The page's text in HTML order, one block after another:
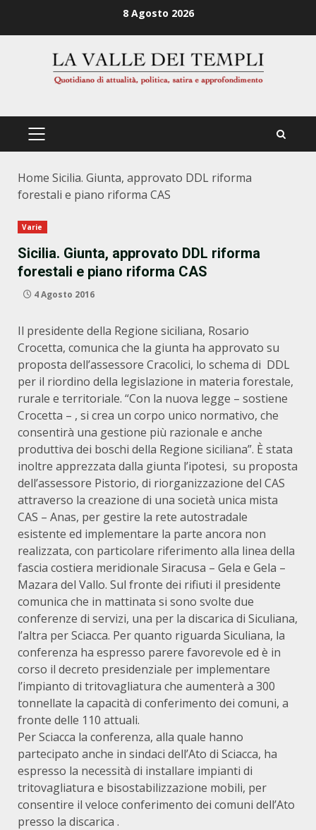
8 Agosto 2026
PRIMÄRES
Home Sicilia. Giunta, approvato DDL riforma
forestali e piano riforma CAS
Varie
Sicilia. Giunta, approvato DDL riforma
forestali e piano riforma CAS
4 Agosto 2016
Il presidente della Regione siciliana, Rosario
Crocetta, comunica che la giunta ha approvato su
proposta dell’assessore Cracolici, lo schema di DDL
per il riordino della legislazione in materia forestale,
rurale e territoriale. “Con la nuova legge – sostiene
Crocetta – , si crea un corpo unico normativo, che
consentirà una gestione più razionale e anche
produttiva dei boschi della Regione siciliana”. È stata
inoltre apprezzata dalla giunta l’ipotesi, su proposta
dell’assessore Pistorio, di riorganizzazione del CAS
attraverso la creazione di una società unica mista
CAS – Anas, per gestire la rete autostradale
esistente ed implementare la parte ancora non
realizzata, con particolare riferimento alla linea della
fascia costiera meridionale Siracusa – Gela e Gela –
Mazara del Vallo. Sul fronte dei rifiuti il presidente
comunica che in mattinata si sono svolte due
conferenze di servizi, una per la discarica di Siculiana,
l’altra per Sciacca. Per quanto riguarda Siculiana, la
conferenza ha espresso parere favorevole ed è in
corso il decreto presidenziale per implementare
l’impianto di tritovagliatura che aumenterà a 300
tonnellate la capacità di conferimento dei comuni, a
fronte delle 110 attuali.
Per Sciacca la conferenza, alla quale hanno
partecipato anche in sindaci dell’Ato di Sciacca, ha
espresso la necessità di installare impianti di
tritovagliatura e bisostabilizzazione mobili, per
consentire il veloce conferimento dei comuni dell’Ato
presso la discarica .